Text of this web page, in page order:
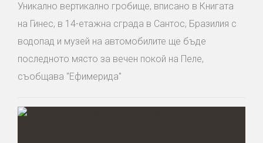
Уникално вертикално гробище, вписано в Книгата
на Гинес, в 14-етажна сграда в Сантос, Бразилия с
водопад и музей на автомобилите ще бъде
последното място за вечен покой на Пеле,
съобщава "Ефимерида"